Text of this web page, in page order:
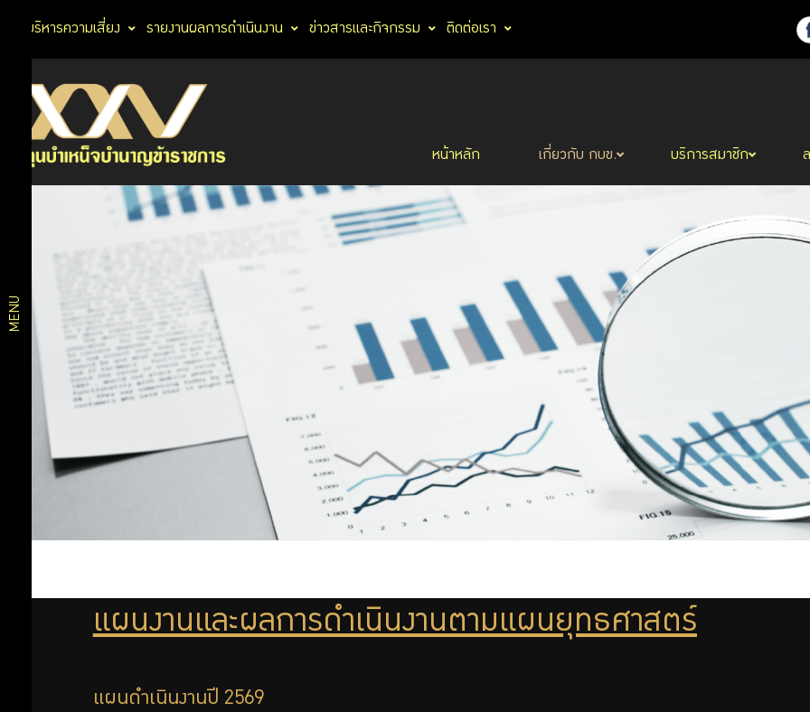
การบริหารความเสี่ยง รายงานผลการดำเนินงาน ข่าวสารและกิจกรรม ติดต่อเรา
หน้าหลัก เกี่ยวกับ กบข. บริการสมาชิก
MENU
กับ
กบข.
องค์กร
สถิติ
สำคัญ
ตราสัญลักษณ์
วิสัยทัศน์
แผนการบริหาร
แผนงาน
ตามแผน
ประมาณ
กฎหมายที่
นโยบายการ
แผนงานและผลการดำเนินงานตามแผนยุทธศาสตร์
แผนดำเนินงานปี 2569